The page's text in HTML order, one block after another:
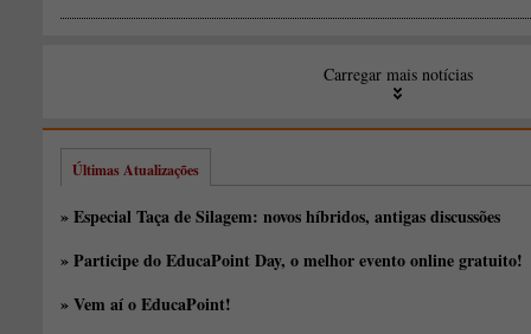
Carregar mais notícias
Últimas Atualizações
» Especial Taça de Silagem: novos híbridos, antigas discussões
» Participe do EducaPoint Day, o melhor evento online gratuito!
» Vem aí o EducaPoint!